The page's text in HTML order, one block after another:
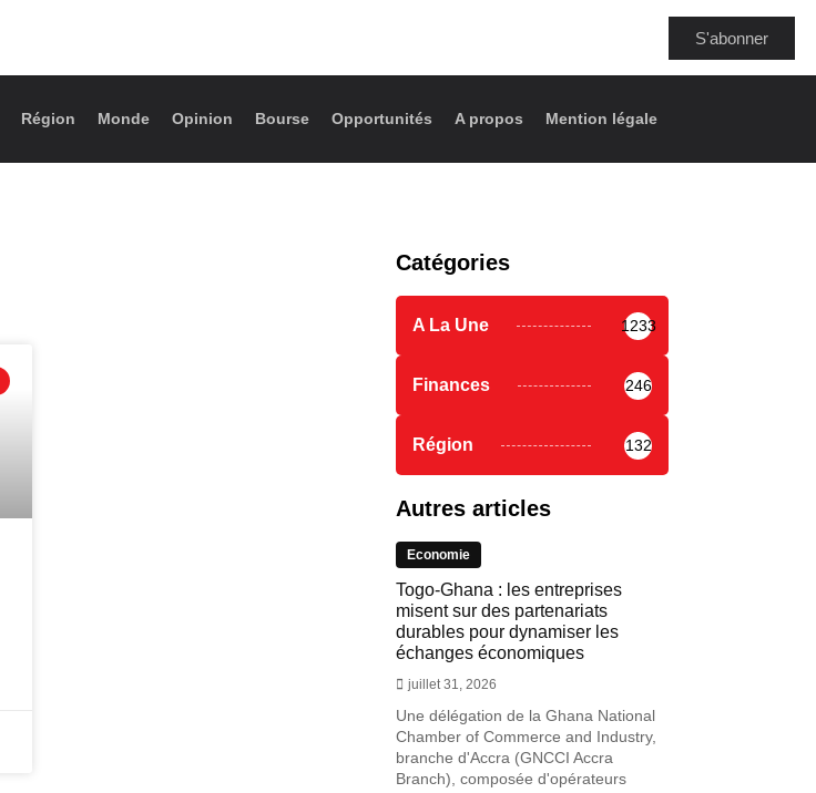
S'abonner
Région Monde Opinion Bourse Opportunités A propos Mention légale
Catégories
A La Une 1233
Finances 246
Région 132
Autres articles
Economie
Togo-Ghana : les entreprises
misent sur des partenariats
durables pour dynamiser les
échanges économiques
juillet 31, 2026
Une délégation de la Ghana National
Chamber of Commerce and Industry,
branche d'Accra (GNCCI Accra
Branch), composée d'opérateurs